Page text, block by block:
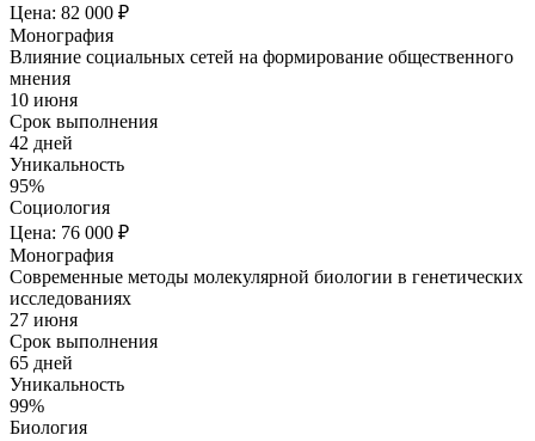
Цена: 82 000 ₽
Монография
Влияние социальных сетей на формирование общественного
мнения
10 июня
Срок выполнения
42 дней
Уникальность
95%
Социология
Цена: 76 000 ₽
Монография
Современные методы молекулярной биологии в генетических
исследованиях
27 июня
Срок выполнения
65 дней
Уникальность
99%
Биология